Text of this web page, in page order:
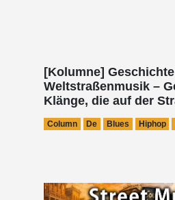
[Kolumne]
Weltstraßenmusik –
Klänge, die auf der
Column De Blues Hiphop